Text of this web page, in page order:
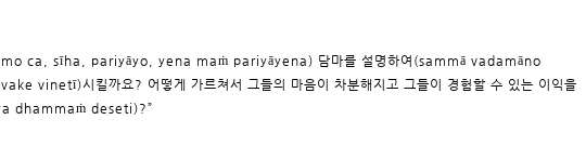
ca, sīha, pariyāyo, yena maṁ pariyāyena) 담마를 설명하여(sammā vadamāno
vinetī)시킬까요? 어떻게 가르쳐서 그들의 마음이 차분해지고 그들이 경험할 수 있는 이익을
dhammaṁ deseti)?”